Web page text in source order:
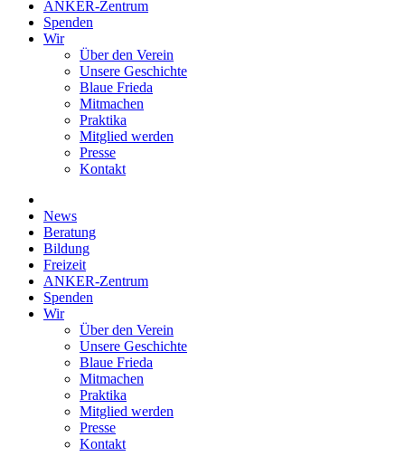
ANKER-Zentrum
Spenden
Wir
Über den Verein
Unsere Geschichte
Blaue Frieda
Mitmachen
Praktika
Mitglied werden
Presse
Kontakt
News
Beratung
Bildung
Freizeit
ANKER-Zentrum
Spenden
Wir
Über den Verein
Unsere Geschichte
Blaue Frieda
Mitmachen
Praktika
Mitglied werden
Presse
Kontakt